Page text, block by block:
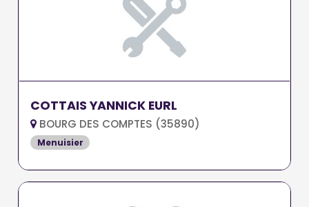
COTTAIS YANNICK EURL
BOURG DES COMPTES (35890)
Menuisier